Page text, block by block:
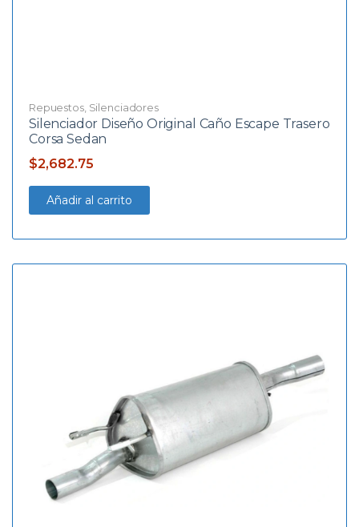
Repuestos, Silenciadores
Silenciador Diseño Original Caño Escape Trasero
Corsa Sedan
$2,682.75
Añadir al carrito